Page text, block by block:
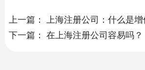
上一篇：
上海注册公司：什么是增
下一篇： 在上海注册公司容易吗？